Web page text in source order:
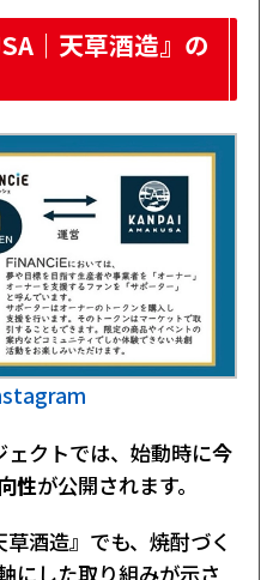
｜天草酒造』の
クトでは、始動時に今
性が公開されます。
草酒造』でも、焼酎づく
にした取り組みが示さ